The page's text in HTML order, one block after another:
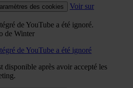
des cookies
Voir sur
de YouTube a été ignoré.
de Winter
de YouTube a été ignoré
disponible après avoir accepté les